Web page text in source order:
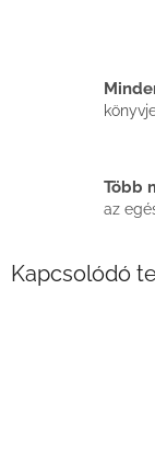
Több
az
Kapcsolódó